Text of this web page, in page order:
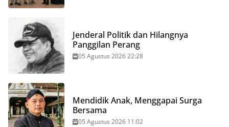
Jenderal Politik dan Hilangnya
Panggilan Perang
05 Agustus 2026 22:28
Mendidik Anak, Menggapai Surga
Bersama
05 Agustus 2026 11:02